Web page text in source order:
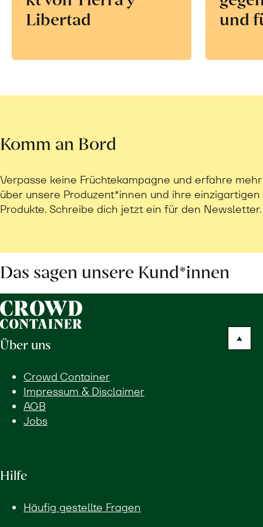
Libertad
und
Komm an Bord
Verpasse keine Früchtekampagne und erfahre mehr
über unsere Produzent*innen und ihre einzigartigen
Produkte. Schreibe dich jetzt ein für den Newsletter.
Das sagen unsere Kund*innen
Über uns
Crowd Container
Impressum & Disclaimer
AGB
Jobs
Hilfe
Häufig gestellte Fragen